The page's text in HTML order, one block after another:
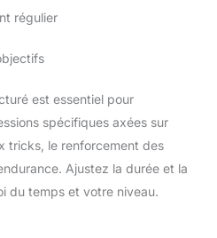
régulier
est essentiel pour
spécifiques axées sur
tricks, le renforcement des
Ajustez la durée et la
du temps et votre niveau.